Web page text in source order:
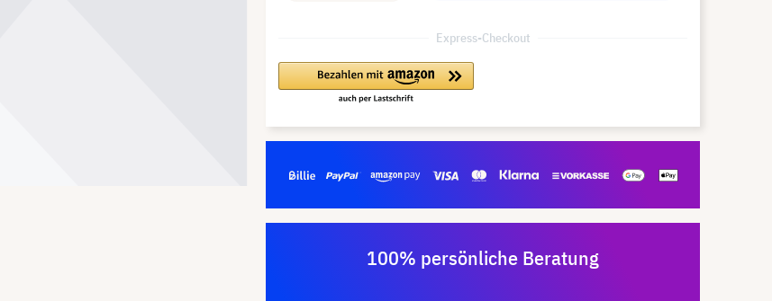
Express-Checkout
100% persönliche Beratung